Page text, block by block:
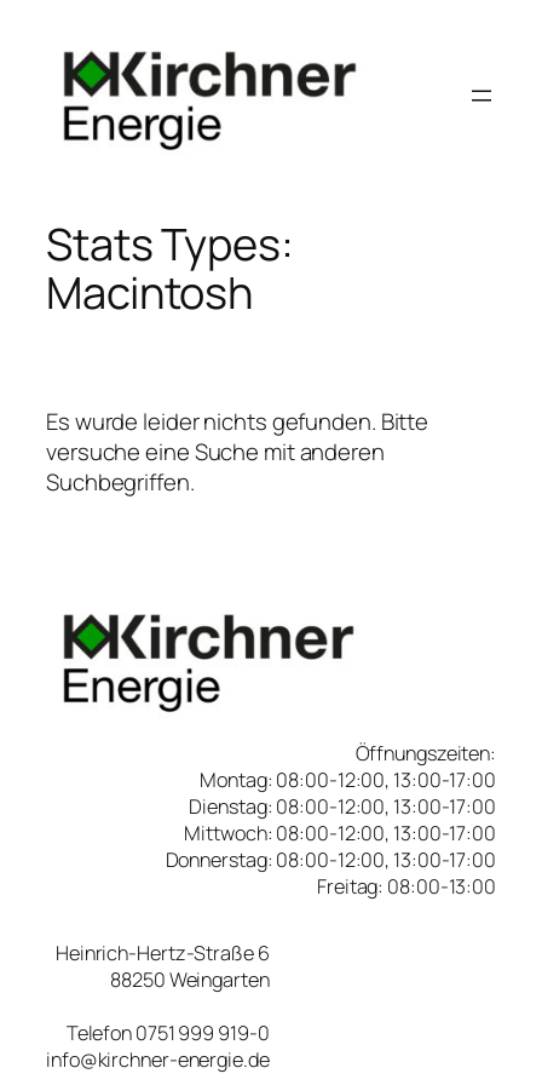
Inhalt
springen
Stats Types:
Macintosh
Es wurde leider nichts gefunden. Bitte
versuche eine Suche mit anderen
Suchbegriffen.
Öffnungszeiten:
Montag: 08:00-12:00, 13:00-17:00
Dienstag: 08:00-12:00, 13:00-17:00
Mittwoch: 08:00-12:00, 13:00-17:00
Donnerstag: 08:00-12:00, 13:00-17:00
Freitag: 08:00-13:00
Heinrich-Hertz-Straße 6
88250 Weingarten
Telefon 0751 999 919-0
info@kirchner-energie.de